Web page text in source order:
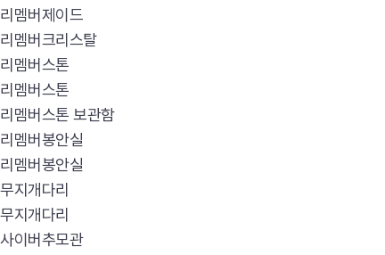
리멤버제이드
리멤버크리스탈
리멤버스톤
리멤버스톤
리멤버스톤 보관함
리멤버봉안실
리멤버봉안실
무지개다리
무지개다리
사이버추모관